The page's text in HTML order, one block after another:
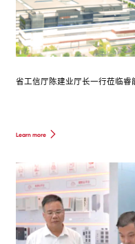
省工信厅陈建业厅长一行莅临睿
Learn more